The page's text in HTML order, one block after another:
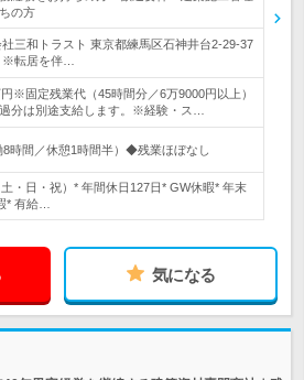
の方
三和トラスト 東京都練馬区石神井台2-29-37
転居を伴…
※固定残業代（45時間分／6万9000円以上）
分は別途支給します。※経験・ス…
8時間／休憩1時間半）◆残業ほぼなし
・日・祝）* 年間休日127日* GW休暇* 年末
* 有給…
気になる